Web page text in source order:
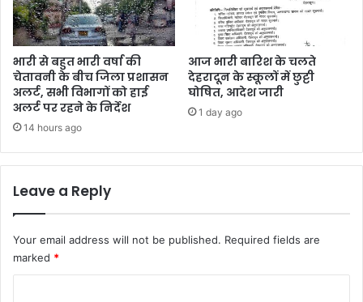
भारी से बहुत भारी वर्षा की
चेतावनी के बीच जिला प्रशासन
अलर्ट, सभी विभागों को हाई
अलर्ट पर रहने के निर्देश
14 hours ago
आज भारी बारिश के चलते
देहरादून के स्कूलों में छुट्टी
घोषित, आदेश जारी
1 day ago
Leave a Reply
Your email address will not be published. Required fields are
marked *